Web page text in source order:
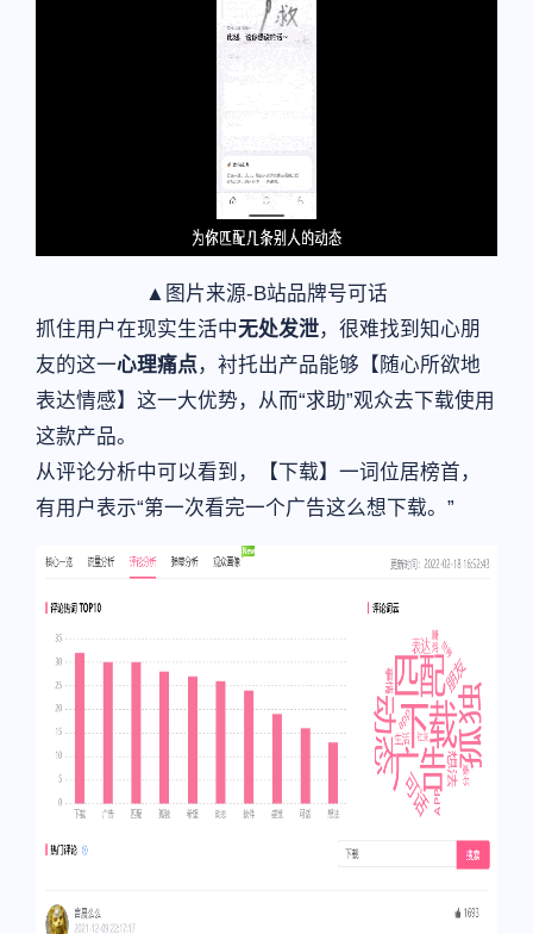
▲图片来源-B站品牌号可话
抓住用户在现实生活中无处发泄，很难找到知心朋
友的这一心理痛点 ，衬托出产品能够【随心所欲地
表达情感】这一大优势，从而“求助”观众去下载使用
这款产品。
从评论分析中可以看到，【下载】一词位居榜首，
有用户表示“第一次看完一个广告这么想下载。”